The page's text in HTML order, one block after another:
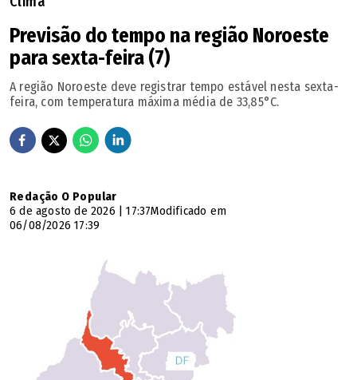
desejando força e conforto para enfrentar esta
irreparável perda.
Nossos mais sinceros sentimentos'.
🔔 Siga o canal de O POPULAR no WhatsApp
Previsão do tempo na região Noroeste
para sexta-feira (7)
A região Noroeste deve registrar tempo estável nesta sexta-
feira, com temperatura máxima média de 33,85°C.
Redação O Popular
6 de agosto de 2026 | 17:37Modificado em
06/08/2026 17:39